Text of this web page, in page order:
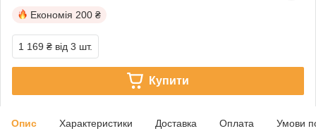
Економія 200 ₴
1 169 ₴ від 3 шт.
Купити
Опис Характеристики Доставка Оплата Умови